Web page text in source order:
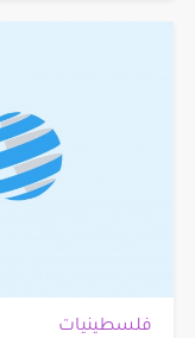
فلسطينيات